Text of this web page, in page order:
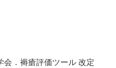
．褥瘡評価ツール 改定